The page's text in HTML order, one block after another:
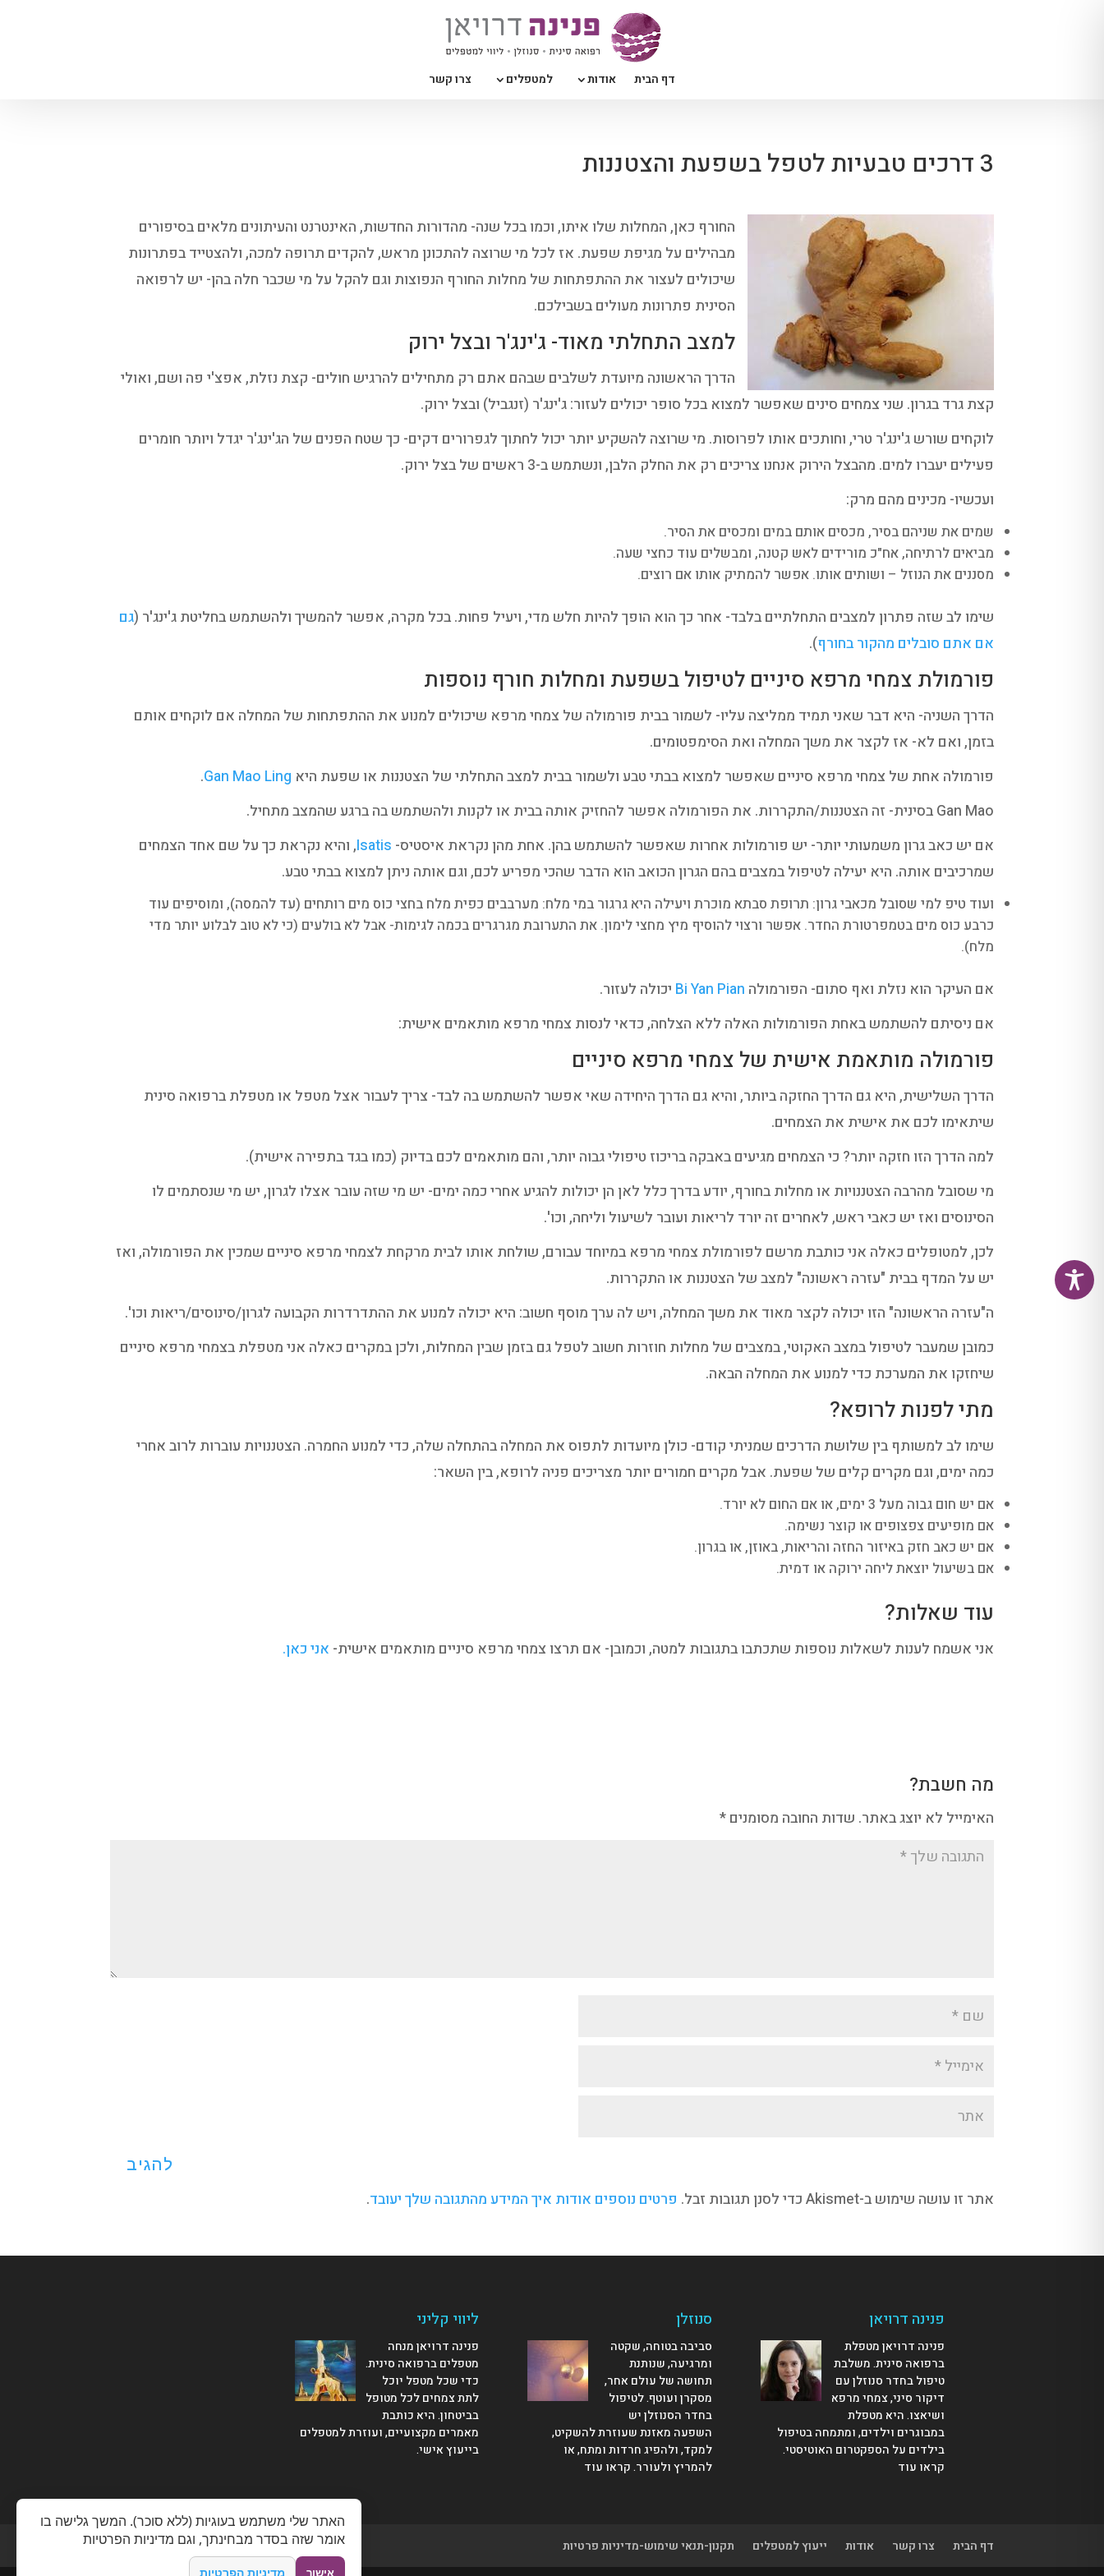
דף הבית אודות למטפלים צרו קשר
3 דרכים טבעיות לטפל בשפעת והצטננות
החורף כאן, המחלות שלו איתו, וכמו בכל שנה- מהדורות החדשות, האינטרנט והעיתונים מלאים בסיפורים
מבהילים על מגיפת שפעת. אז לכל מי שרוצה להתכונן מראש, להקדים תרופה למכה, ולהצטייד בפתרונות
שיכולים לעצור את ההתפתחות של מחלות החורף הנפוצות וגם להקל על מי שכבר חלה בהן- יש לרפואה
הסינית פתרונות מעולים בשבילכם.
למצב התחלתי מאוד- ג'ינג'ר ובצל ירוק
הדרך הראשונה מיועדת לשלבים שבהם אתם רק מתחילים להרגיש חולים- קצת נזלת, אפצ'י פה ושם, ואולי
קצת גרד בגרון. שני צמחים סינים שאפשר למצוא בכל סופר יכולים לעזור: ג'ינג'ר (זנגביל) ובצל ירוק.
לוקחים שורש ג'ינג'ר טרי, וחותכים אותו לפרוסות. מי שרוצה להשקיע יותר יכול לחתוך לגפרורים דקים- כך שטח הפנים של הג'ינג'ר יגדל ויותר חומרים
פעילים יעברו למים. מהבצל הירוק אנחנו צריכים רק את החלק הלבן, ונשתמש ב-3 ראשים של בצל ירוק.
ועכשיו- מכינים מהם מרק:
שמים את שניהם בסיר, מכסים אותם במים ומכסים את הסיר.
מביאים לרתיחה, אח"כ מורידים לאש קטנה, ומבשלים עוד כחצי שעה.
מסננים את הנוזל – ושותים אותו. אפשר להמתיק אותו אם רוצים.
שימו לב שזה פתרון למצבים התחלתיים בלבד- אחר כך הוא הופך להיות חלש מדי, ויעיל פחות. בכל מקרה, אפשר להמשיך ולהשתמש בחליטת ג'ינג'ר (גם
אם אתם סובלים מהקור בחורף).
פורמולת צמחי מרפא סיניים לטיפול בשפעת ומחלות חורף נוספות
הדרך השניה- היא דבר שאני תמיד ממליצה עליו- לשמור בבית פורמולה של צמחי מרפא שיכולים למנוע את ההתפתחות של המחלה אם לוקחים אותם
בזמן, ואם לא- אז לקצר את משך המחלה ואת הסימפטומים.
פורמולה אחת של צמחי מרפא סיניים שאפשר למצוא בבתי טבע ולשמור בבית למצב התחלתי של הצטננות או שפעת היא Gan Mao Ling
.
Gan Mao בסינית- זה הצטננות/התקררות. את הפורמולה אפשר להחזיק אותה בבית או לקנות ולהשתמש בה ברגע שהמצב מתחיל.
אם יש כאב גרון משמעותי יותר- יש פורמולות אחרות שאפשר להשתמש בהן. אחת מהן נקראת איסטיס- Isatis, והיא נקראת כך על שם אחד הצמחים
שמרכיבים אותה. היא יעילה לטיפול במצבים בהם הגרון הכואב הוא הדבר שהכי מפריע לכם, וגם אותה ניתן למצוא בבתי טבע.
ועוד טיפ למי שסובל מכאבי גרון: תרופת סבתא מוכרת ויעילה היא גרגור במי מלח: מערבבים כפית מלח בחצי כוס מים רותחים (עד להמסה), ומוסיפים עוד
כרבע כוס מים בטמפרטורת החדר. אפשר ורצוי להוסיף מיץ מחצי לימון. את התערובת מגרגרים בכמה לגימות- אבל לא בולעים (כי לא טוב לבלוע יותר מדי
מלח).
אם העיקר הוא נזלת ואף סתום- הפורמולה Bi Yan Pian יכולה לעזור.
אם ניסיתם להשתמש באחת הפורמולות האלה ללא הצלחה, כדאי לנסות צמחי מרפא מותאמים אישית:
פורמולה מותאמת אישית של צמחי מרפא סיניים
הדרך השלישית, היא גם הדרך החזקה ביותר, והיא גם הדרך היחידה שאי אפשר להשתמש בה לבד- צריך לעבור אצל מטפל או מטפלת ברפואה סינית
שיתאימו לכם את אישית את הצמחים.
למה הדרך הזו חזקה יותר? כי הצמחים מגיעים באבקה בריכוז טיפולי גבוה יותר, והם מותאמים לכם בדיוק (כמו בגד בתפירה אישית).
מי שסובל מהרבה הצטננויות או מחלות בחורף, יודע בדרך כלל לאן הן יכולות להגיע אחרי כמה ימים- יש מי שזה עובר אצלו לגרון, יש מי שנסתמים לו
הסינוסים ואז יש כאבי ראש, לאחרים זה יורד לריאות ועובר לשיעול וליחה, וכו'.
לכן, למטופלים כאלה אני כותבת מרשם לפורמולת צמחי מרפא במיוחד עבורם, שולחת אותו לבית מרקחת לצמחי מרפא סיניים שמכין את הפורמולה, ואז
יש על המדף בבית "עזרה ראשונה" למצב של הצטננות או התקררות.
ה"עזרה הראשונה" הזו יכולה לקצר מאוד את משך המחלה, ויש לה ערך מוסף חשוב: היא יכולה למנוע את ההתדרדרות הקבועה לגרון/סינוסים/ריאות וכו'.
כמובן שמעבר לטיפול במצב האקוטי, במצבים של מחלות חוזרות חשוב לטפל גם בזמן שבין המחלות, ולכן במקרים כאלה אני מטפלת בצמחי מרפא סיניים
שיחזקו את המערכת כדי למנוע את המחלה הבאה.
מתי לפנות לרופא?
שימו לב למשותף בין שלושת הדרכים שמניתי קודם- כולן מיועדות לתפוס את המחלה בהתחלה שלה, כדי למנוע החמרה. הצטננויות עוברות לרוב אחרי
כמה ימים, וגם מקרים קלים של שפעת. אבל מקרים חמורים יותר מצריכים פניה לרופא, בין השאר:
אם יש חום גבוה מעל 3 ימים, או אם החום לא יורד.
אם מופיעים צפצופים או קוצר נשימה.
אם יש כאב חזק באיזור החזה והריאות, באוזן, או בגרון.
אם בשיעול יוצאת ליחה ירוקה או דמית.
עוד שאלות?
אני אשמח לענות לשאלות נוספות שתכתבו בתגובות למטה, וכמובן- אם תרצו צמחי מרפא סיניים מותאמים אישית- אני כאן.
מה חשבת?
האימייל לא יוצג באתר. שדות החובה מסומנים*
אתר זו עושה שימוש ב-Akismet כדי לסנן תגובות זבל. פרטים נוספים אודות איך המידע מהתגובה שלך יעובד.
פנינה דרויאן
פנינה דרויאן מטפלת
ברפואה סינית. משלבת
טיפול בחדר סנוזלן עם
דיקור סיני, צמחי מרפא
ושיאצו. היא מטפלת
במבוגרים וילדים, ומתמחה בטיפול
בילדים על הספקטרום האוטיסטי.
קראו עוד
סנוזלן
סביבה בטוחה, שקטה
ומרגיעה, שנותנת
תחושה של עולם אחר,
מסקרן ועוטף. לטיפול
בחדר הסנוזלן יש
השפעה מאזנת שעוזרת להשקיט,
למקד, ולהפיג חרדות ומתח, או
להמריץ ולעורר.קראו עוד
ליווי קליני
פנינה דרויאן מנחה
מטפלים ברפואה סינית.
כדי שכל מטפל יוכל
לתת צמחים לכל מטופל
בביטחון. היא כותבת
מאמרים מקצועיים, ועוזרת למטפלים
בייעוץ אישי.
דף הבית צרו קשר אודות ייעוץ למטפלים תקנון-תנאי שימוש-מדיניות פרטיות
אישור מדיניות הפרטיות